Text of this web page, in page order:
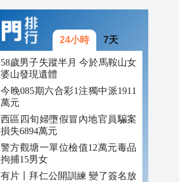
24小時 7天
58歲男子失蹤半月 今於馬鞍山女
婆山發現遺體
今晚085期六合彩1注獨中派1911
萬元
西區四旬婦墮假冒內地官員騙案
損失6894萬元
警方觀塘一單位檢值12萬元毒品
拘捕15男女
有片〡拜仁公開訓練 變了簽名放